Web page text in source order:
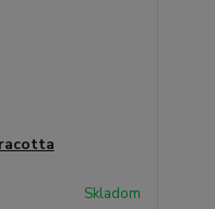
Skladom